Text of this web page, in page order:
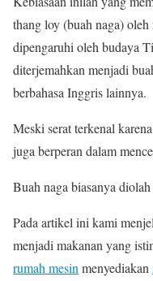
thang loy (buah naga)
dipengaruhi oleh budaya
diterjemahkan menjadi
berbahasa Inggris lainnya.
Meski serat terkenal
juga berperan dalam
Buah naga biasanya
Pada artikel ini kami
menjadi makanan yang
rumah mesin menyediakan